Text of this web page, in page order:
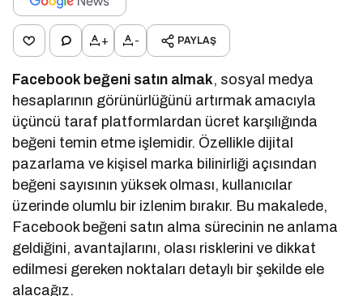
+ - PAYLAŞ
Facebook beğeni satın almak, sosyal medya
hesaplarının görünürlüğünü artırmak amacıyla
üçüncü taraf platformlardan ücret karşılığında
beğeni temin etme işlemidir. Özellikle dijital
pazarlama ve kişisel marka bilinirliği açısından
beğeni sayısının yüksek olması, kullanıcılar
üzerinde olumlu bir izlenim bırakır. Bu makalede,
Facebook beğeni satın alma sürecinin ne anlama
geldiğini, avantajlarını, olası risklerini ve dikkat
edilmesi gereken noktaları detaylı bir şekilde ele
alacağız.